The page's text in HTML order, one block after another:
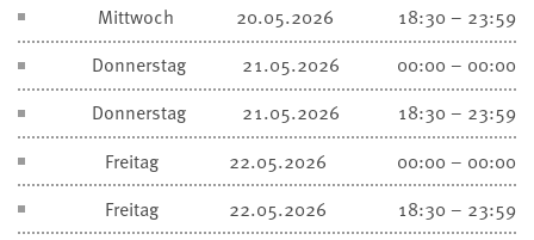
Mittwoch
20.05.2026
18:30 – 23:59
Donnerstag
21.05.2026
00:00 – 00:00
Donnerstag
21.05.2026
18:30 – 23:59
Freitag
22.05.2026
00:00 – 00:00
Freitag
22.05.2026
18:30 – 23:59